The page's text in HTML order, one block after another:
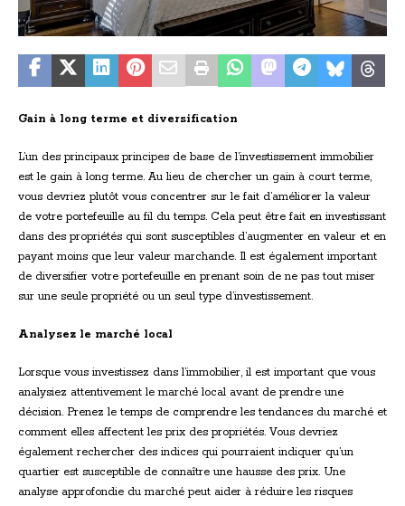
Gain à long terme et diversification
L’un des principaux principes de base de l’investissement immobilier
est le gain à long terme. Au lieu de chercher un gain à court terme,
vous devriez plutôt vous concentrer sur le fait d’améliorer la valeur
de votre portefeuille au fil du temps. Cela peut être fait en investissant
dans des propriétés qui sont susceptibles d’augmenter en valeur et en
payant moins que leur valeur marchande. Il est également important
de diversifier votre portefeuille en prenant soin de ne pas tout miser
sur une seule propriété ou un seul type d’investissement.
Analysez le marché local
Lorsque vous investissez dans l’immobilier, il est important que vous
analysiez attentivement le marché local avant de prendre une
décision. Prenez le temps de comprendre les tendances du marché et
comment elles affectent les prix des propriétés. Vous devriez
également rechercher des indices qui pourraient indiquer qu’un
quartier est susceptible de connaître une hausse des prix. Une
analyse approfondie du marché peut aider à réduire les risques